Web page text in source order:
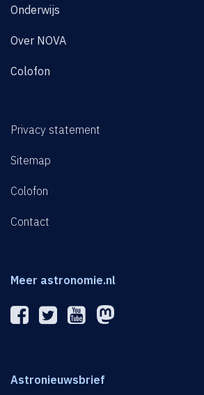
Onderwijs
Over NOVA
Colofon
Privacy statement
Sitemap
Colofon
Contact
Meer astronomie.nl
Astronieuwsbrief